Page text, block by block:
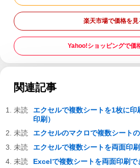
楽天市場で価格を見
Yahoo!ショッピングで価
関連記事
エクセルで複数シートを1枚に印
印刷）
エクセルのマクロで複数シート
エクセルで複数シートを両面印
Excelで複数シートを両面印刷で